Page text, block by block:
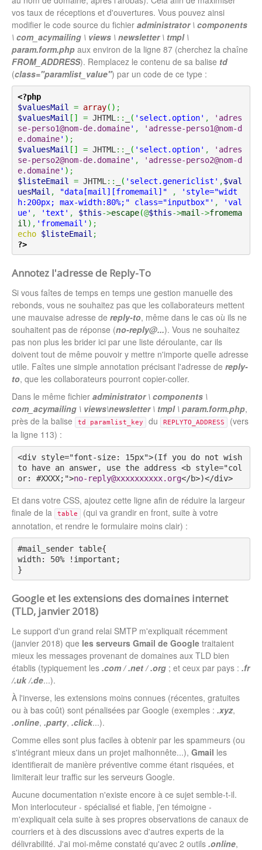
vos taux de réceptions et d'ouvertures. Vous pouvez ainsi
modifier le code source du fichier administrator \ components
\ com_acymailing \ views \ newsletter \ tmpl \
param.form.php aux environ de la ligne 87 (cherchez la chaîne
FROM_ADDRESS). Remplacez le contenu de sa balise td
(class="paramlist_value") par un code de ce type :
<?php
$valuesMail
= array( ) ;
$valuesMail [ ] = JHTML :: ( 'select.option' ,
'adres
se-perso1@nom-de.domaine' ,
'adresse-perso1@nom-d
e.domaine' ) ;
$valuesMail [ ] = JHTML :: ( 'select.option' ,
'adres
se-perso2@nom-de.domaine' ,
'adresse-perso2@nom-d
e.domaine' ) ;
$listeEmail
= JHTML :: ( 'select.genericlist' ,$val
uesMail , "data[mail][fromemail]" ,
'style="widt
h:200px; max-width:80%;" class="inputbox"' ,
'val
ue' , 'text' , $this->escape(@$this->mail ->fromema
il ) , 'fromemail' ) ;
echo $listeEmail ;
?>
Annotez l'adresse de Reply-To
Si vous faîtes de temps en temps une gestion manuelle des
rebonds, vous ne souhaitez pas que les collaborateurs mettent
une mauvaise adresse de reply-to, même dans le cas où ils ne
souhaitent pas de réponse (no-reply@...). Vous ne souhaitez
pas non plus les brider ici par une liste déroulante, car ils
doivent tout de même pouvoir y mettre n'importe quelle adresse
utile. Faîtes une simple annotation précisant l'adresse de reply-
to, que les collaborateurs pourront copier-coller.
Dans le même fichier administrator \ components \
com_acymailing \ views\newsletter \ tmpl \ param.form.php,
près de la balise
td paramlist_key du REPLYTO_ADDRESS
(vers
la ligne 113) :
<div style="font-size: 15px">(If you do not wish
to have an answer, use the address <b style="col
or: #XXXX;">no-reply@xxxxxxxxxx.org</b>)</div>
Et dans votre CSS, ajoutez cette ligne afin de réduire la largeur
finale de la
table
(qui va grandir en front, suite à votre
annotation, et rendre le formulaire moins clair) :
#mail_sender table{
width: 50% !important;
}
Google et les extensions des domaines internet
(TLD, janvier 2018)
Le support d'un grand relai SMTP m'expliquait récemment
(janvier 2018) que les serveurs Gmail de Google traitaient
mieux les messages provenant de domaines aux TLD bien
établis (typiquement les .com /.net /.org ; et ceux par pays : .fr
/.uk /.de...).
À l'inverse, les extensions moins connues (récentes, gratuites
ou à bas coût) sont pénalisées par Google (exemples : .xyz,
.online, .party, .click...).
Comme elles sont plus faciles à obtenir par les spammeurs (ou
s'intégrant mieux dans un projet malhonnête...), Gmail les
identifierait de manière préventive comme étant risquées, et
limiterait leur traffic sur les serveurs Google.
Aucune documentation n'existe encore à ce sujet semble-t-il.
Mon interlocuteur - spécialisé et fiable, j'en témoigne -
m'expliquait cela suite à ses propres observations de canaux de
courriers et à des discussions avec d'autres experts de la
délivrabilité. J'ai moi-même constaté qu'avec 2 outils .online,